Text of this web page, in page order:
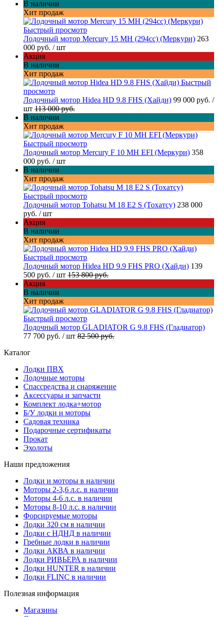
В наличии
Хит продаж
Быстрый просмотр
Лодочный мотор Mercury 15 MH (294cc) (Меркури) 263
000 руб. / шт
Акция
В наличии
Хит продаж
Быстрый
просмотр
Лодочный мотор Hidea HD 9.8 FHS (Хайди) 99 000 руб. /
шт 113 000 руб.
В наличии
Хит продаж
Быстрый просмотр
Лодочный мотор Mercury F 10 MH EFI (Меркури) 358
000 руб. / шт
В наличии
Хит продаж
Быстрый просмотр
Лодочный мотор Tohatsu M 18 E2 S (Тохатсу) 238 000
руб. / шт
Акция
В наличии
Хит продаж
Быстрый просмотр
Лодочный мотор Hidea HD 9.9 FHS PRO (Хайди) 139
500 руб. / шт 153 800 руб.
Акция
В наличии
Хит продаж
Быстрый просмотр
Лодочный мотор GLADIATOR G 9.8 FHS (Гладиатор)
77 700 руб. / шт 82 500 руб.
Каталог
Лодки ПВХ
Лодочные моторы
Спассредства и снаряжение
Аксессуары и запчасти
Комплект лодка+мотор
Б/У лодки и моторы
Садовая техника
Подарочные сертификаты
Прокат
Эхолоты
Наши предложения
Лодки и моторы в наличии
Моторы 2-3,6 л.с. в наличии
Моторы 4-6 л.с. в наличии
Моторы 8-10 л.с. в наличии
Форсируемые моторы
Лодки 320 см в наличии
Лодки с НДНД в наличии
Гребные лодки в наличии
Лодки АКВА в наличии
Лодки РИВЬЕРА в наличии
Лодки HUNTER в наличии
Лодки FLINC в наличии
Полезная информация
Магазины